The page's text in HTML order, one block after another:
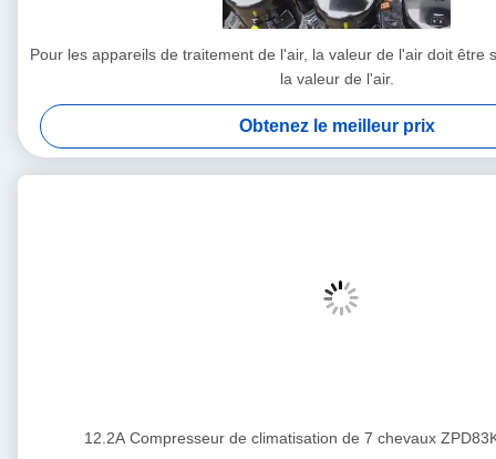
Pour les appareils de traitement de l'air, la valeur de l'air doit être
la valeur de l'air.
Obtenez le meilleur prix
12.2A Compresseur de climatisation de 7 chevaux